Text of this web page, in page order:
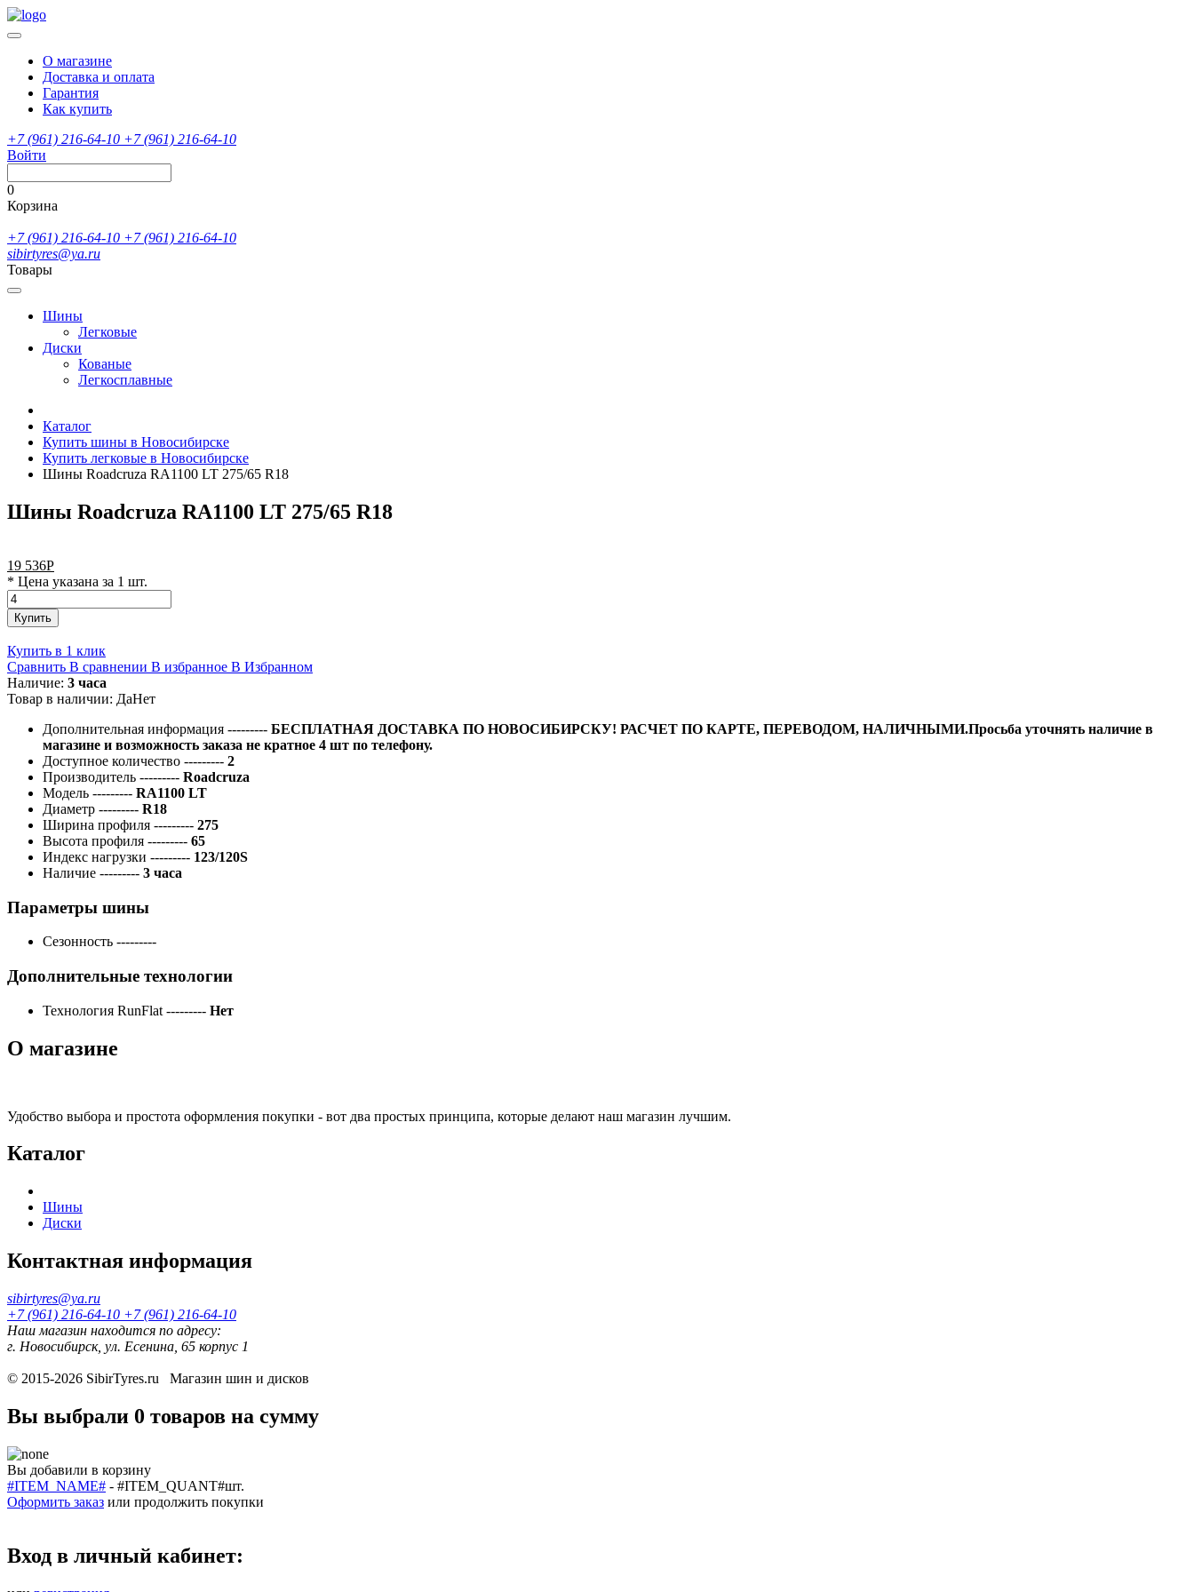
О магазине
Доставка и оплата
Гарантия
Как купить
+7 (961) 216-64-10 +7 (961) 216-64-10
Войти
0
Корзина
+7 (961) 216-64-10 +7 (961) 216-64-10
sibirtyres@ya.ru
Товары
Шины
Легковые
Диски
Кованые
Легкосплавные
Каталог
Купить шины в Новосибирске
Купить легковые в Новосибирске
Шины Roadcruza RA1100 LT 275/65 R18
Шины Roadcruza RA1100 LT 275/65 R18
19 536Р
* Цена указана за 1 шт.
Купить
Купить в 1 клик
Сравнить В сравнении В избранное В Избранном
Наличие: 3 часа
Товар в наличии: ДаНет
Дополнительная информация --------- БЕСПЛАТНАЯ ДОСТАВКА ПО НОВОСИБИРСКУ! РАСЧЕТ ПО КАРТЕ, ПЕРЕВОДОМ, НАЛИЧНЫМИ.Просьба уточнять наличие в
магазине и возможность заказа не кратное 4 шт по телефону.
Доступное количество --------- 2
Производитель --------- Roadcruza
Модель --------- RA1100 LT
Диаметр --------- R18
Ширина профиля --------- 275
Высота профиля --------- 65
Индекс нагрузки --------- 123/120S
Наличие --------- 3 часа
Параметры шины
Сезонность ---------
Дополнительные технологии
Технология RunFlat --------- Нет
О магазине
Удобство выбора и простота оформления покупки - вот два простых принципа, которые делают наш магазин лучшим.
Каталог
Шины
Диски
Контактная информация
sibirtyres@ya.ru
+7 (961) 216-64-10 +7 (961) 216-64-10
Наш магазин находится по адресу:
г. Новосибирск, ул. Есенина, 65 корпус 1
© 2015-2026 SibirTyres.ru Магазин шин и дисков
Вы выбрали 0 товаров на сумму
Вы добавили в корзину
#ITEM_NAME# - #ITEM_QUANT#шт.
Оформить заказ или продолжить покупки
Вход в личный кабинет: